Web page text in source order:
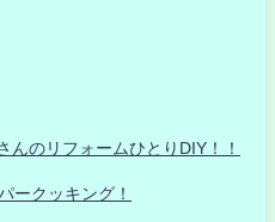
んのリフォームひとりDIY！！
ークッキング！